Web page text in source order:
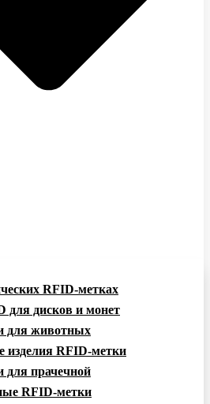
RFID-метках
для дисков и монет
для животных
RFID-метки
для прачечной
RFID-метки